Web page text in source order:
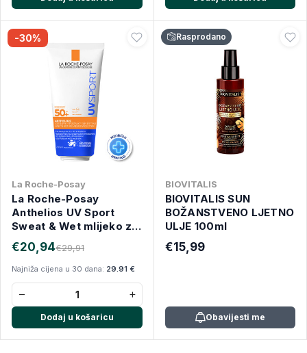
-30%
La Roche-Posay
La Roche-Posay
Anthelios UV Sport
Sweat & Wet mlijeko za
tijelo SPF50+ 200 ml
€29,91
€20,94
Najniža cijena u 30 dana: 29.91 €
− +
Dodaj u košaricu
Rasprodano
BIOVITALIS
BIOVITALIS SUN
BOŽANSTVENO LJETNO
ULJE 100ml
€15,99
Obavijesti me